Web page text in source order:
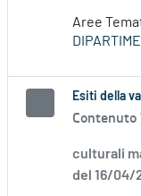
Aree
Esiti della
Contenuto
culturali
del 16/04/